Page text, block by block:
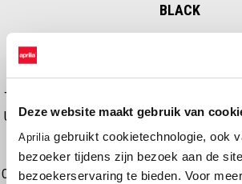
Deze website maakt gebruik van
Aprilia gebruikt cookietechnologie, ook
bezoeker tijdens zijn bezoek aan de
bezoekerservaring te bieden. Voor
BLACK
Tank bag for everyday use, tested, approved
UV light. Ensures ergonomics and stability
Features: - Made of UV-resistant high
Shoulder strap for easy transportation -
Clear front pocket for maps or electronic